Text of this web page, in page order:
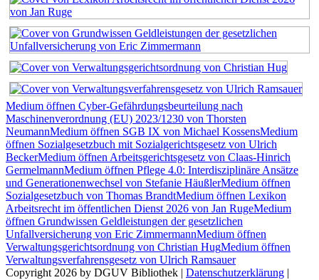
Medium öffnen Cyber-Gefährdungsbeurteilung nach
Maschinenverordnung (EU) 2023/1230 von Thorsten
NeumannMedium öffnen SGB IX von Michael KossensMedium
öffnen Sozialgesetzbuch mit Sozialgerichtsgesetz von Ulrich
BeckerMedium öffnen Arbeitsgerichtsgesetz von Claas-Hinrich
GermelmannMedium öffnen Pflege 4.0: Interdisziplinäre Ansätze
und Generationenwechsel von Stefanie HäußlerMedium öffnen
Sozialgesetzbuch von Thomas BrandtMedium öffnen Lexikon
Arbeitsrecht im öffentlichen Dienst 2026 von Jan RugeMedium
öffnen Grundwissen Geldleistungen der gesetzlichen
Unfallversicherung von Eric ZimmermannMedium öffnen
Verwaltungsgerichtsordnung von Christian HugMedium öffnen
Verwaltungsverfahrensgesetz von Ulrich Ramsauer
Copyright 2026 by DGUV Bibliothek | Datenschutzerklärung |